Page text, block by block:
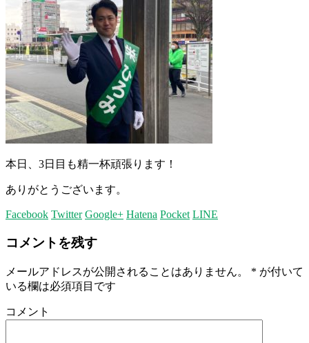
本日、3日目も精一杯頑張ります！
ありがとうございます。
Facebook Twitter Google+ Hatena Pocket LINE
コメントを残す
メールアドレスが公開されることはありません。 * が付いて
いる欄は必須項目です
コメント